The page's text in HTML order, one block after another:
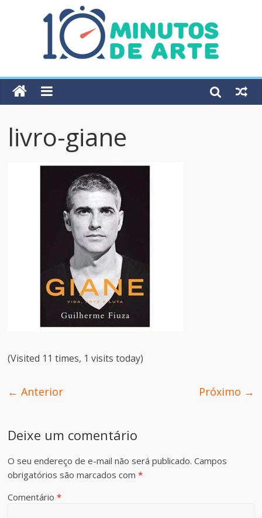
livro-giane
(Visited 11 times, 1 visits today)
← Anterior Próximo →
Deixe um comentário
O seu endereço de e-mail não será publicado. Campos
obrigatórios são marcados com*
Comentário*